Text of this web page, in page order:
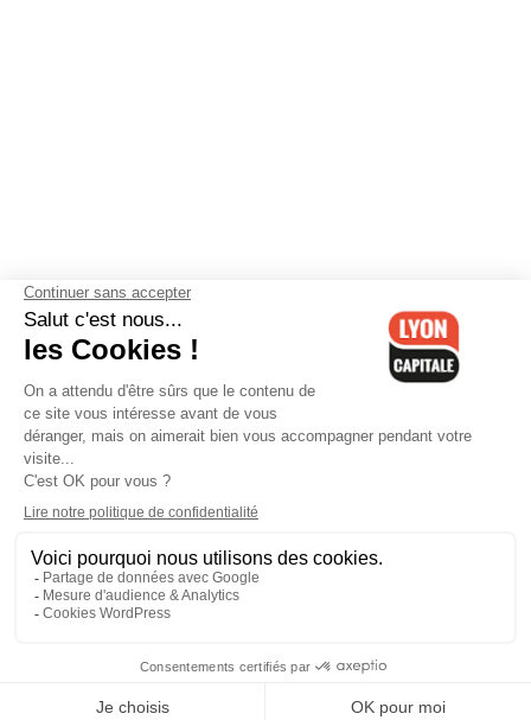
Contactez-nous-Mentions légales-CGV-Politique de
confidentialité-Gestion des cookies
Cedex 06